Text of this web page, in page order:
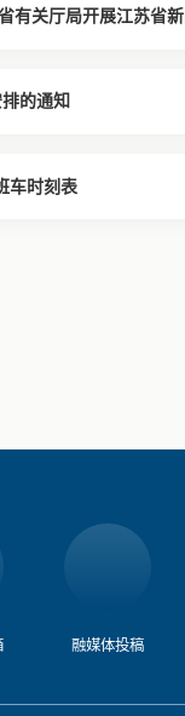
有关厅局开展江苏省
的通知
车时刻表
融媒体投稿​